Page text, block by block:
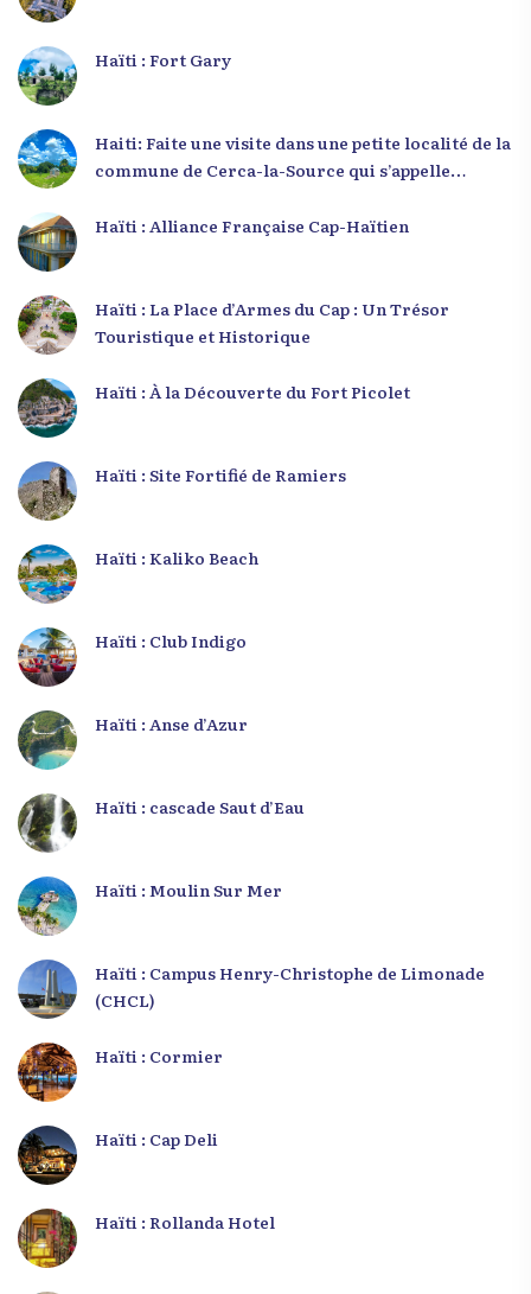
Haïti : Fort Gary
Haiti: Faite une visite dans une petite localité de la
commune de Cerca-la-Source qui s’appelle
Haïti : Alliance Française Cap-Haïtien
Haïti : La Place d’Armes du Cap : Un Trésor
Touristique et Historique
Haïti : À la Découverte du Fort Picolet
Haïti : Site Fortifié de Ramiers
Haïti : Kaliko Beach
Haïti : Club Indigo
Haïti : Anse d’Azur
Haïti : cascade Saut d’Eau
Haïti : Moulin Sur Mer
Haïti : Campus Henry-Christophe de Limonade
(CHCL)
Haïti : Cormier
Haïti : Cap Deli
Haïti : Rollanda Hotel